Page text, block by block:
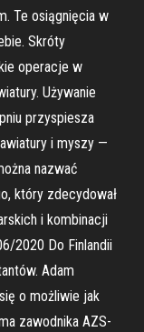
Te osiągnięcia w
Skróty
operacje w
Używanie
przyspiesza
i myszy —
nazwać
który zdecydował
i kombinacji
2020 Do Finlandii
Adam
o możliwie jak
zawodnika AZS-